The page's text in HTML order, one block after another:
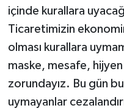
içinde kurallara
Ticaretimizin
olması kurallara
maske, mesafe, hijyen
zorundayız. Bu gün
uymayanlar